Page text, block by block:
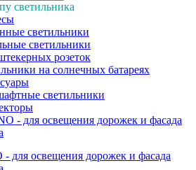
светильника
светильники
светильники
розеток
на солнечных батареях
светильники
для освещения дорожек и фасада